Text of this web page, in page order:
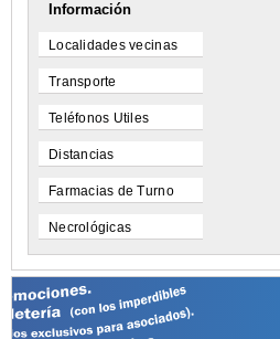
Información
Localidades vecinas
Transporte
Teléfonos Utiles
Distancias
Farmacias de Turno
Necrológicas